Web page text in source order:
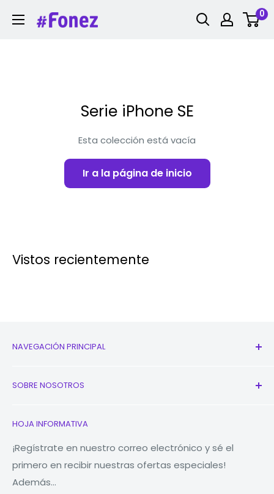
Fonez 0
Serie iPhone SE
Esta colección está vacía
Ir a la página de inicio
Vistos recientemente
NAVEGACIÓN PRINCIPAL
Nuevo
Relojes
Macbooks
Tabletas
Bancos de energía
SOBRE NOSOTROS
Nuestra historia
Reducir Reutilizar Reciclar
¿Por qué Fonez?
HOJA INFORMATIVA
¡Regístrate en nuestro correo electrónico y sé el
primero en recibir nuestras ofertas especiales!
Además...